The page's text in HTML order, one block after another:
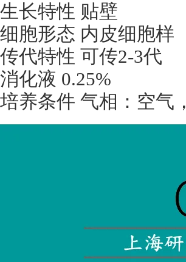
生长特性 贴壁
细胞形态 内皮细胞样
传代特性 可传2-3代
消化液 0.25%
培养条件 气相：空气，